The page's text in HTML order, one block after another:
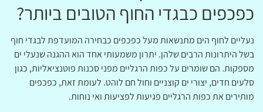
כפכפים כבגדי החוף הטובים ביותר?
נעליים לחוף הים מתנשאות מעל כפכפים כבחירה המועדפת לבגדי חוף
בשל היתרונות הרבים שלהן. יתרון משמעותי אחד הוא ההגנה שנעלי ים
מספקות. הם שומרים על כפות הרגליים מפני סכנות פוטנציאליות, כגון
סלעים חדים, יצורי ים קוצניים וחול חם לוהט. לעומת זאת, כפכפים
מותירים את כפות הרגליים פגיעות לפציעות ואי נוחות.